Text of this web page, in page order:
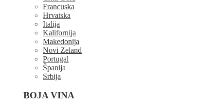
Francuska
Hrvatska
Italija
Kalifornija
Makedonija
Novi Zeland
Portugal
Španija
Srbija
BOJA VINA